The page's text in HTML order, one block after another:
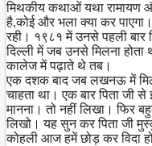
मिथकीय कथाओं यथा रामायण
है,कोई और भला क्या कर
रही। १९८१ में उनसे पहली बार
दिल्ली में जब उनसे मिलना
कालेज में पढ़ाते थे तब।
एक दशक बाद जब लखनऊ में
चाहता था। एक बार पिता जी
मानना। तो नहीं लिखा। फिर
लिखो। यह सुन कर पिता जी
कोहली आज हमें छोड़ कर विदा